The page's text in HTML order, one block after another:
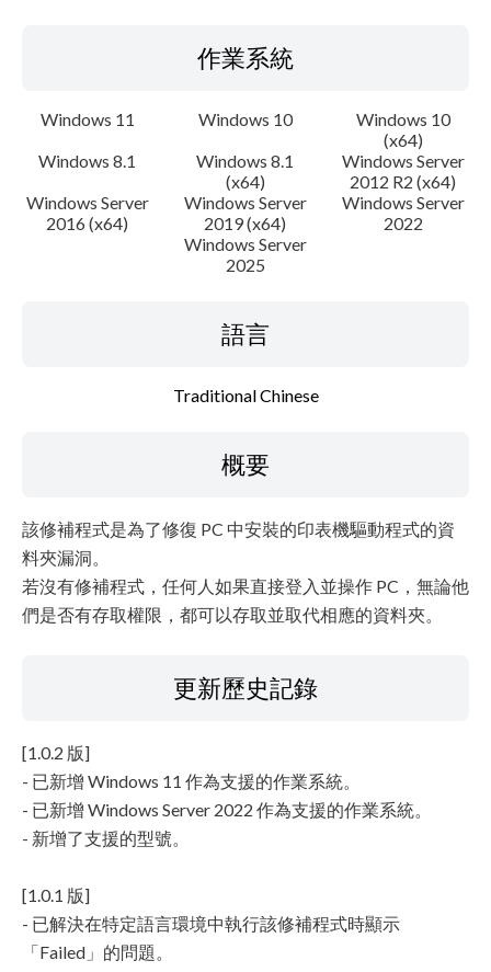
作業系統
Windows 11 Windows 10
Windows 10
(x64)
Windows 8.1
Windows 8.1
(x64)
Windows Server
2012 R2 (x64)
Windows Server
2016 (x64)
Windows Server
2019 (x64)
Windows Server
2022
Windows Server
2025
語言
Traditional Chinese
概要
該修補程式是為了修復 PC 中安裝的印表機驅動程式的資
料夾漏洞。
若沒有修補程式，任何人如果直接登入並操作 PC，無論他
們是否有存取權限，都可以存取並取代相應的資料夾。
更新歷史記錄
[1.0.2 版]
- 已新增 Windows 11 作為支援的作業系統。
- 已新增 Windows Server 2022 作為支援的作業系統。
- 新增了支援的型號。
[1.0.1 版]
- 已解決在特定語言環境中執行該修補程式時顯示
「Failed」的問題。